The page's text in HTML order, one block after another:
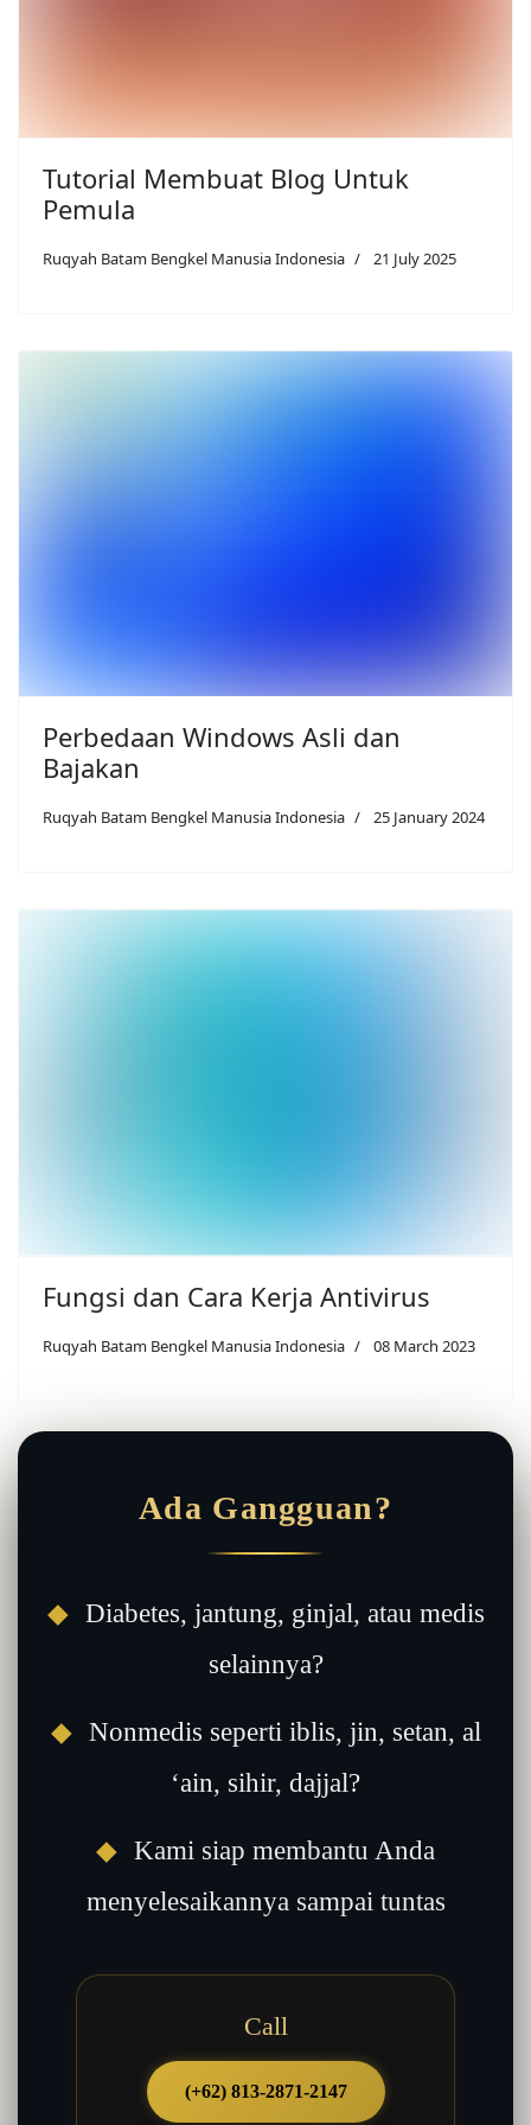
Tutorial Membuat Blog Untuk
Pemula
Ruqyah Batam Bengkel Manusia Indonesia 21 July 2025
Perbedaan Windows Asli dan
Bajakan
Ruqyah Batam Bengkel Manusia Indonesia 25 January 2024
Fungsi dan Cara Kerja Antivirus
Ruqyah Batam Bengkel Manusia Indonesia 08 March 2023
Ada Gangguan?
◆ Diabetes, jantung, ginjal, atau medis
selainnya?
◆ Nonmedis seperti iblis, jin, setan, al
‘ain, sihir, dajjal?
◆ Kami siap membantu Anda
menyelesaikannya sampai tuntas
Call
(+62) 813-2871-2147